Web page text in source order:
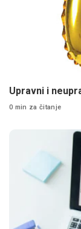
Upravni i
0 min za čitanje